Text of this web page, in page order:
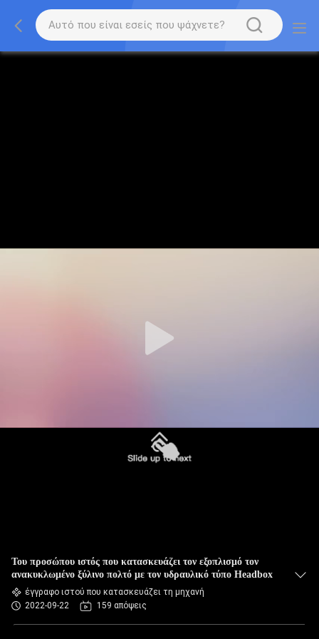
Του προσώπου ιστός που κατασκευάζει τον εξοπλισμό τον
ανακυκλωμένο ξύλινο πολτό με τον υδραυλικό τύπο Headbox
έγγραφο ιστού που κατασκευάζει τη μηχανή
2022-09-22
159 απόψεις